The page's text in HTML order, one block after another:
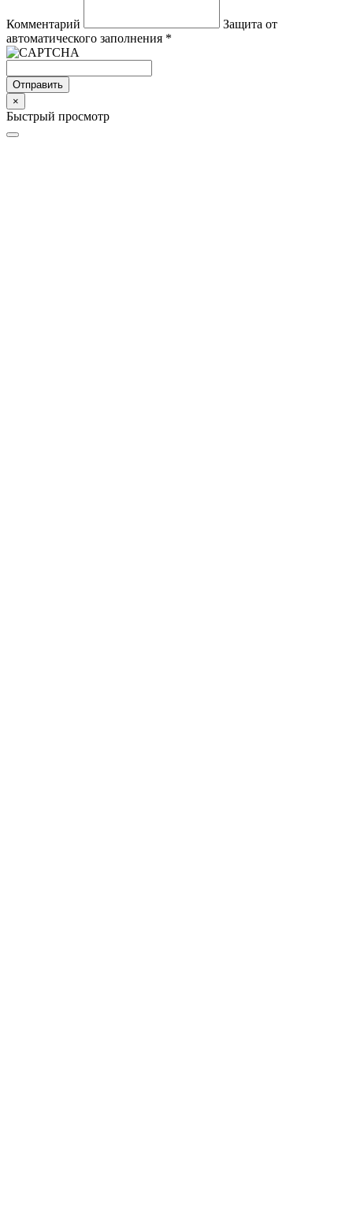
Комментарий
Защита от
автоматического заполнения *
Отправить
×
Быстрый просмотр